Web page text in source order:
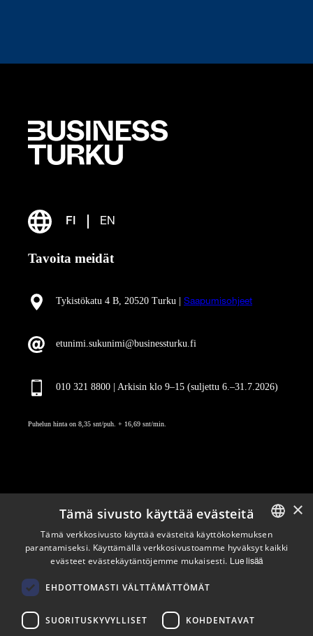
FI EN
Tavoita meidät
Tykistökatu 4 B, 20520 Turku | Saapumisohjeet
etunimi.sukunimi@businessturku.fi
010 321 8800 | Arkisin klo 9–15 (suljettu 6.–31.7.2026)
Puhelun hinta on 8,35 snt/puh. + 16,69 snt/min.
Pysy ajan tasalla
Tilaa uutiskirjeemme
Seuraa meitä
LinkedIn Facebook Instagram
ENGLISH
×
Tämä sivusto käyttää evästeitä
Tämä verkkosivusto käyttää evästeitä käyttökokemuksen
parantamiseksi. Käyttämällä verkkosivustoamme hyväksyt kaikki
evästeet evästekäytäntöjemme mukaisesti. Lue lisää
EHDOTTOMASTI VÄLTTÄMÄTTÖMÄT
SUORITUSKYVYLLISET KOHDENTAVAT